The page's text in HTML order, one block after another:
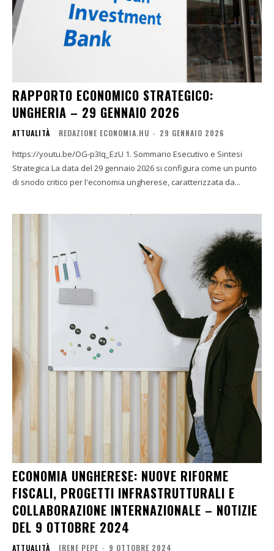
RAPPORTO ECONOMICO STRATEGICO:
UNGHERIA – 29 GENNAIO 2026
ATTUALITÀ REDAZIONE ECONOMIA.HU - 29 GENNAIO 2026
https://youtu.be/OG-p3Iq_EzU 1. Sommario Esecutivo e Sintesi
Strategica La data del 29 gennaio 2026 si configura come un punto
di snodo critico per l'economia ungherese, caratterizzata da...
ECONOMIA UNGHERESE: NUOVE RIFORME
FISCALI, PROGETTI INFRASTRUTTURALI E
COLLABORAZIONE INTERNAZIONALE – NOTIZIE
DEL 9 OTTOBRE 2024
ATTUALITÀ IRENE PEPE - 9 OTTOBRE 2024